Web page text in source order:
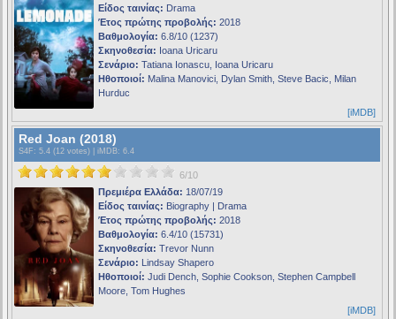
Είδος ταινίας: Drama
Έτος πρώτης προβολής: 2018
Βαθμολογία: 6.8/10 (1237)
Σκηνοθεσία: Ioana Uricaru
Σενάριο: Tatiana Ionascu, Ioana Uricaru
Ηθοποιοί: Malina Manovici, Dylan Smith, Steve Bacic, Milan
Hurduc
[iMDB]
Red Joan (2018)
S4F : 5.4 (12 votes) | iMDB: 6.4
6/10
Πρεμιέρα Ελλάδα: 18/07/19
Είδος ταινίας: Biography | Drama
Έτος πρώτης προβολής: 2018
Βαθμολογία: 6.4/10 (15731)
Σκηνοθεσία: Trevor Nunn
Σενάριο: Lindsay Shapero
Ηθοποιοί: Judi Dench, Sophie Cookson, Stephen Campbell
Moore, Tom Hughes
[iMDB]